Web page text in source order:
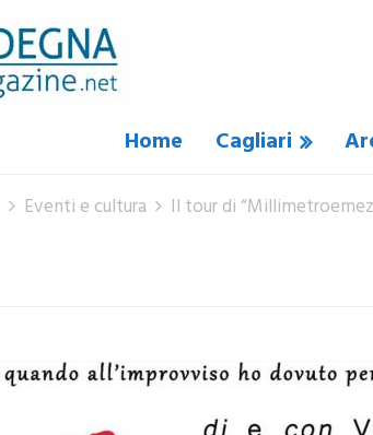
Home Cagliari
Eventi e cultura Il tour di